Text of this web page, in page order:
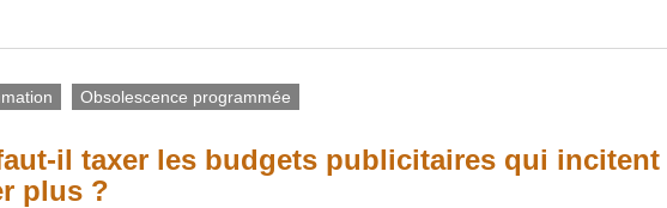
Obsolescence programmée
il taxer les budgets publicitaires qui incitent
plus ?